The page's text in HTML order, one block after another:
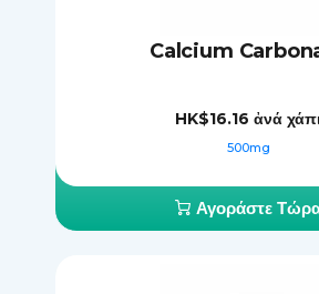
Calcium
HK$16.16 ἀνά
500mg
Αγοράστε